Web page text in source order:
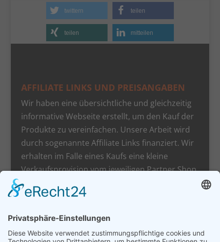
twittern teilen
teilen mitteilen
AFFILIATE LINKS UND PREISANGABEN
Wir haben eine übersichtliche und gleichzeitig
informative Webseite erstellt, um den Kauf der
Produkte zu vereinfachen. Unsere Arbeit wird
durch sogenannte Affiliate Links finanziert. Wir
erhalten im Falle eines Kaufs eine kleine
Verkaufsprovision vom jeweiligen Partner Shop.
Für Sie entstehen dadurch natürlich keine
zusätzlichen Kosten.
Die angegebenen Preise werden täglich
aktualisiert. Jedoch kann es durch kurzfristige